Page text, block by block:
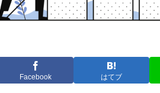
Facebook はてブ